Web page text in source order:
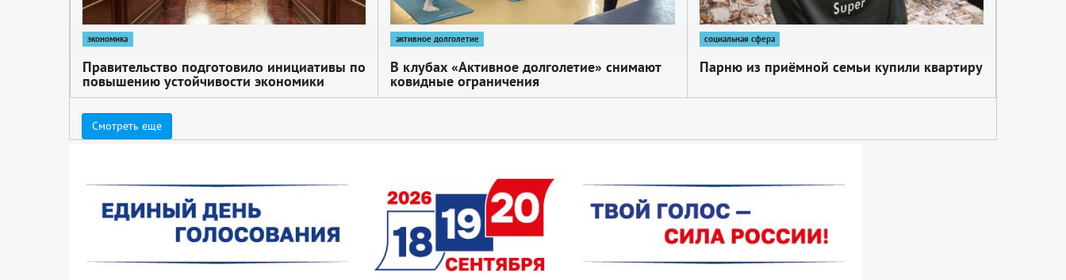
экономика
Правительство подготовило инициативы по
повышению устойчивости экономики
активное долголетие
В клубах «Активное долголетие» снимают
ковидные ограничения
социальная сфера
Парню из приёмной семьи купили квартиру
Смотреть еще